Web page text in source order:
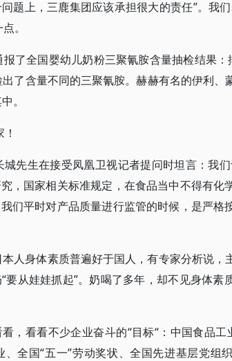
题上，三鹿集团应该承担很大的责任”。我
。
了全国婴幼儿奶粉三聚氰胺含量抽检结果：
了含量不同的三聚氰胺。赫赫有名的伊利、
。
先生在接受凤凰卫视记者提问时坦言：我们
，国家相关标准规定，在食品当中不得有化
们平时对产品质量进行监管的时候，是严格
人身体素质普遍好于国人，有专家分析说，
要从娃娃抓起”。奶喝了多年，却不见身体素
看看不少企业奋斗的“目标“：中国食品工
全国“五一”劳动奖状、全国先进基层党组